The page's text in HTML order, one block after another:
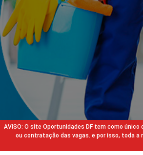
AVISO: O site Oportunidades DF tem como
ou contratação das vagas. e por isso, toda a